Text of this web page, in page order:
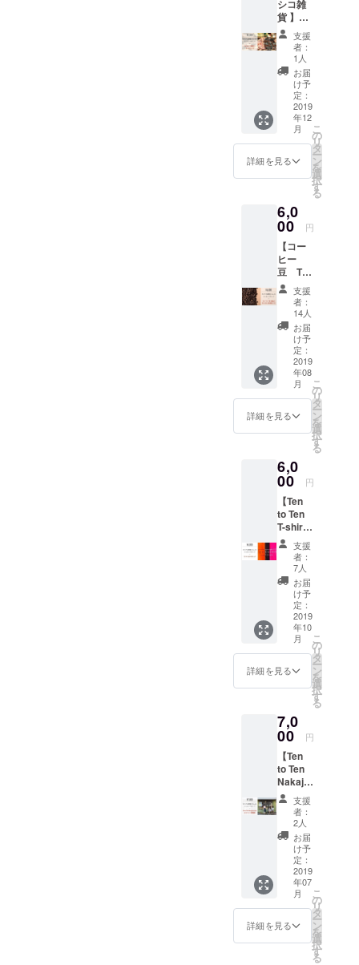
handm
ade
earring,
bracele
t (you
can
choose
one of
those
items.
but the
and
design
differen
t.) For
foreign
er
collabo
rators a
separat
shippin
g fee
will be
charge
g
Station
for 1
month.
(you
can use
ten to
Sappor
station'
s
bathroo
month)
の愛情
のこ
もった
メッ
セージ
カード
・Ten
to Ten
Sappor
Station
での
バーテ
豊かな
Ten to
Tenのお
客さん
とお
しゃべ
りしな
がら
バーテ
ンダー
体験し
ちゃい
ましょ
う♪ 体
験中
バーテ
ンダー
有効期
限
2020年
6月30日
まで有
効 ※飲
食付き
イベン
トの場
合は別
途料金
が発生
します
のでご
了承く
い。 ※
事前に
ルなど
で打ち
合わせ
が必要
な場合
があり
ます。
5,000ye
n ・A
messa
ge card
from
Karina
・One
day
bartend
er
experie
シコ雑
貨 】
6000円
以下の
内容を
お届け
しま
す！ ・
カリナ
の愛情
のこ
もった
メッ
セージ
カード
からお
選びく
ださ
い！ ・
ミニ
リュッ
ク ・ア
クセサ
リー
（ブレ
スレッ
ト大）
ハンド
メイド
ビーズ
アクセ
サリー
ズの
リュッ
クです♪
これを
もって
ぜひTen
to Ten
Puerto
Vallarta
へ！ ※
カラー
はお選
びいた
だけま
せんの
でご了
承くだ
※アイテ
記載く
ださ
い。記
載がな
い場合
はこち
らでお
選びし
ます。
6,000Ye
n ・A
messa
ge card
from
Karina
choice
of the
支援
者：
1人
お届
け予
定：
2019
年12
月
詳細を見る
こ
の
リ
タ
ー
ン
を
選
択
す
る
6,0
00 円
【コー
ヒー
豆 Ten
to Ten x
徳光珈
琲コラ
ボ
300g】
6000
円 以下
の内容
をお届
けしま
す！ ・
カリナ
の愛情
もった
メッ
セージ
カード
・コー
ヒー
豆 Ten
to Ten x
徳光珈
琲コラ
ボ
300g
6,000Ye
n ・A
messa
ge card
from
Tokumit
su
Coffee
beans
(600g)
For
foreign
er
collabo
rators a
separat
shippin
g fee
will be
charge
d
支援
者：
14人
お届
け予
定：
2019
年08
月
詳細を見る
こ
の
リ
タ
ー
ン
を
選
択
す
る
6,0
00 円
【Ten
to Ten
T-shirt/
Mug
set】
6000円
以下の
内容を
お届け
しま
す！ ・
カリナ
の愛情
のこ
もった
メッ
カード
・T-
shirts
・Mug
set
6,000Ye
n ・A
messa
ge card
from
Karina
・Ten
to Ten
Puerto
vallarta
Original
T-shirt
支援
者：
7人
お届
け予
定：
2019
年10
月
詳細を見る
こ
の
リ
タ
ー
ン
を
選
択
す
る
7,0
00 円
【Ten
to Ten
Nakaji
ma-
koen,
Sappor
o
Station
のイベ
ント開
催権】
7000円
以下の
内容を
お届け
しま
支援
者：
2人
お届
け予
定：
2019
年07
月
詳細を見る
こ
の
リ
タ
ー
ン
を
選
択
す
る